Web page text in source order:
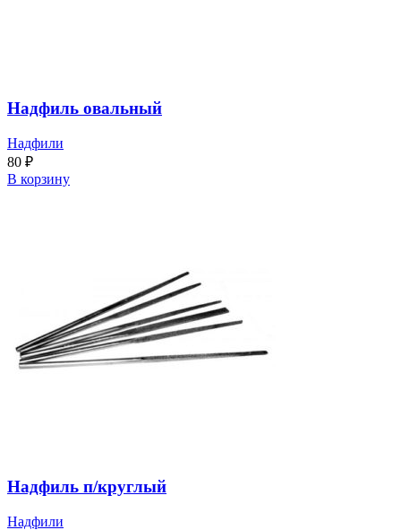
Надфиль овальный
Надфили
80 ₽
В корзину
Надфиль п/круглый
Надфили